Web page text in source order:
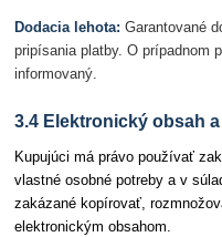
Dodacia lehota:Garantované
pripísania platby. O prípadnom
informovaný.
3.4 Elektronický obsah
Kupujúci má právo používať
vlastné osobné potreby a v
zakázané kopírovať,
elektronickým obsahom.